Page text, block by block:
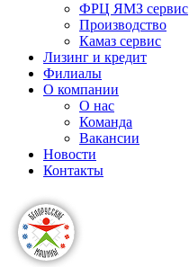
ФРЦ ЯМЗ сервис
Производство
Камаз сервис
Лизинг и кредит
Филиалы
О компании
О нас
Команда
Вакансии
Новости
Контакты